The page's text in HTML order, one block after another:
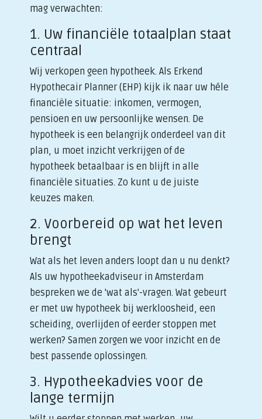
mag verwachten:
1. Uw financiële totaalplan staat
centraal
Wij verkopen geen hypotheek. Als Erkend
Hypothecair Planner (EHP) kijk ik naar uw héle
financiële situatie: inkomen, vermogen,
pensioen en uw persoonlijke wensen. De
hypotheek is een belangrijk onderdeel van dit
plan, u moet inzicht verkrijgen of de
hypotheek betaalbaar is en blijft in alle
financiële situaties. Zo kunt u de juiste
keuzes maken.
2. Voorbereid op wat het leven
brengt
Wat als het leven anders loopt dan u nu denkt?
Als uw hypotheekadviseur in Amsterdam
bespreken we de 'wat als'-vragen. Wat gebeurt
er met uw hypotheek bij werkloosheid, een
scheiding, overlijden of eerder stoppen met
werken? Samen zorgen we voor inzicht en de
best passende oplossingen.
3. Hypotheekadvies voor de
lange termijn